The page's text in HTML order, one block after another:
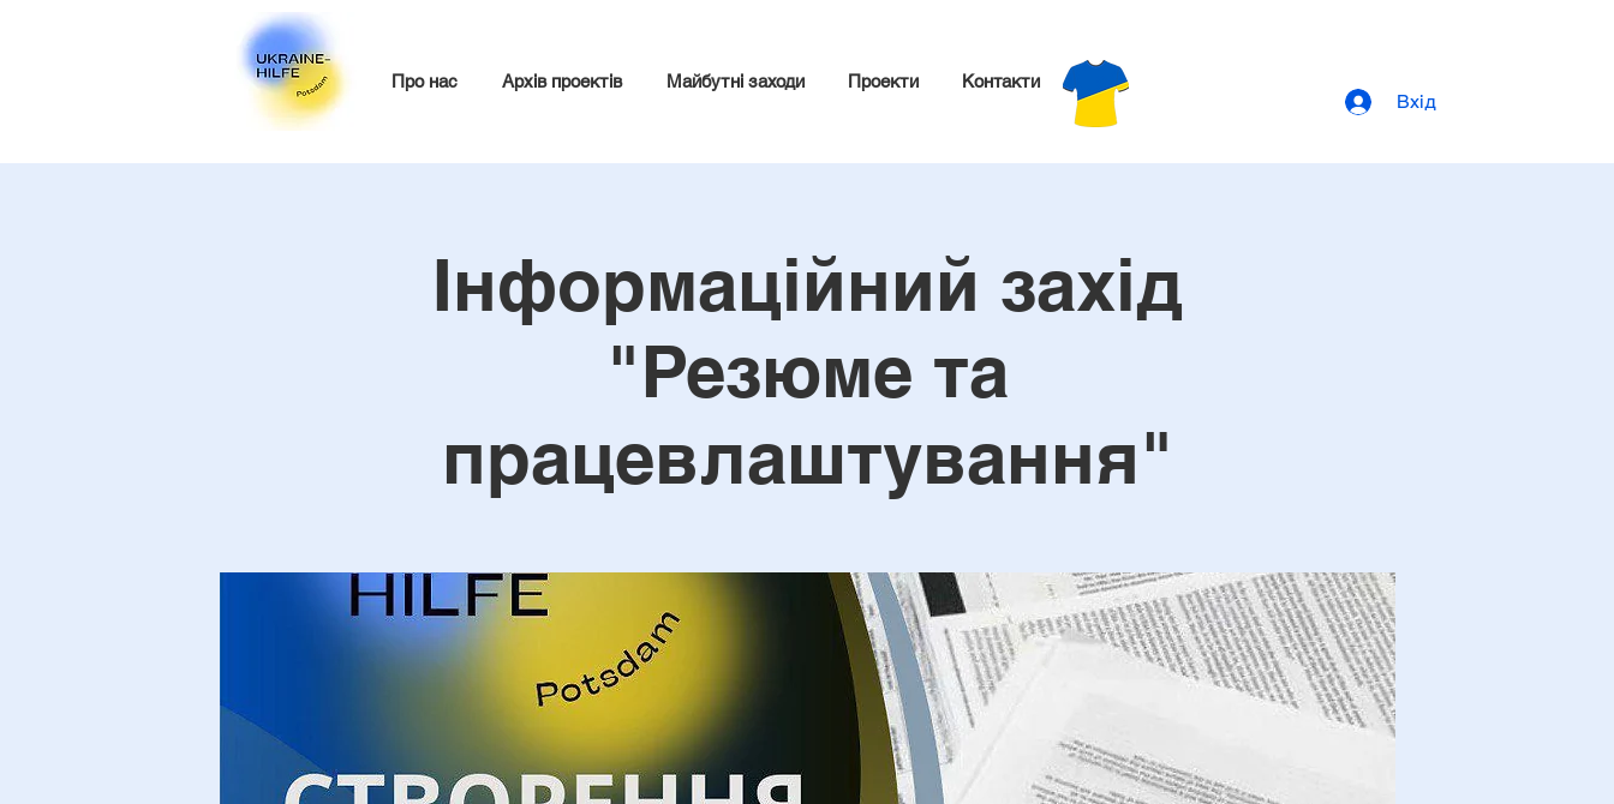
Про нас Архів проектів Майбутні заходи Проекти Контакти
Вхід
Інформаційний захід
"Резюме та
працевлаштування"